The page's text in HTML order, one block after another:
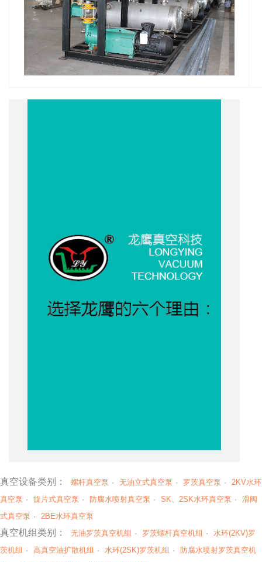
真空设备类别： 螺杆真空泵 · 无油立式真空泵 · 罗茨真空泵 ·
2KV水环
真空泵 · 旋片式真空泵 · 防腐水喷射真空泵 · SK、2SK水环真空泵 ·
滑阀
式真空泵 · 2BE水环真空泵
真空机组类别： 无油罗茨真空机组 · 罗茨螺杆真空机组 ·
水环(2KV)罗
茨机组 · 高真空油扩散机组 · 水环(2SK)罗茨机组 ·
防腐水喷射罗茨真空机